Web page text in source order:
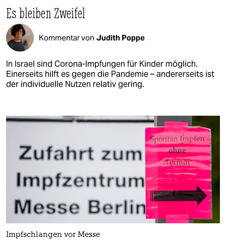
Es bleiben Zweifel
Kommentar von Judith Poppe
In Israel sind Corona-Impfungen für Kinder möglich.
Einerseits hilft es gegen die Pandemie – andererseits ist
der individuelle Nutzen relativ gering.
Impfschlangen vor Messe